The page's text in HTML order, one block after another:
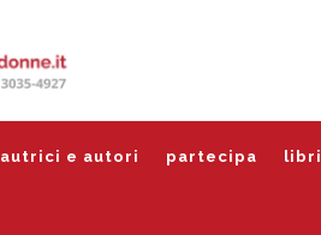
autrici e autori partecipa libri